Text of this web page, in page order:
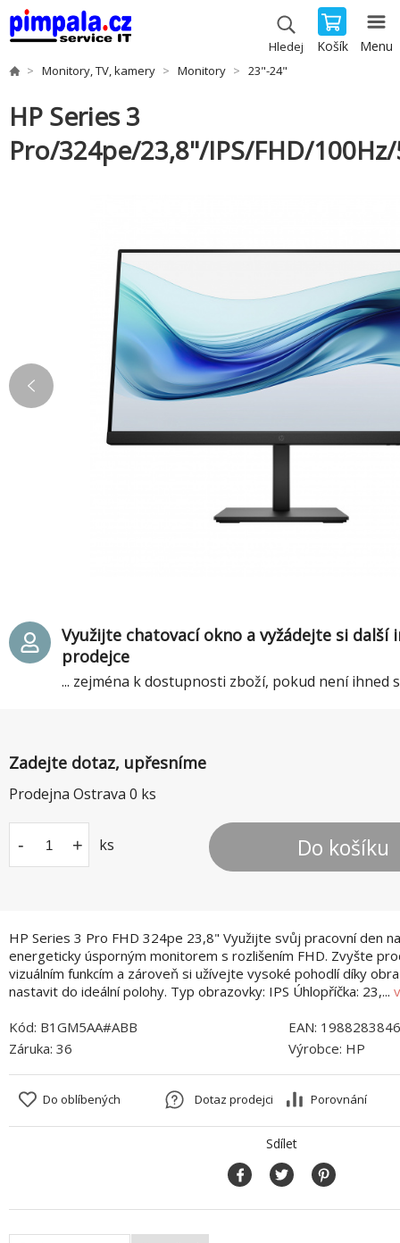
Hledej Košík Menu
Monitory, TV, kamery Monitory 23"-24"
HP Series 3
Pro/324pe/23,8"/IPS/FHD/
HP Series 3 Pro FHD 324pe 23,8" Využijte svůj pracovní den
energeticky úsporným monitorem s rozlišením FHD. Zvyšte
vizuálním funkcím a zároveň si užívejte vysoké pohodlí díky
nastavit do ideální polohy. Typ obrazovky: IPS Úhlopříčka: 23,...
Zadejte dotaz, upřesníme
Prodejna Ostrava 0 ks
- + ks Do košíku
Využijte chatovací okno a vyžádejte si další
prodejce
... zejména k dostupnosti zboží, pokud není ihned
Kód: B1GM5AA#ABB EAN:
Záruka: 36 Výrobce: HP
Do oblíbených Porovnání
Dotaz prodejci
Sdílet